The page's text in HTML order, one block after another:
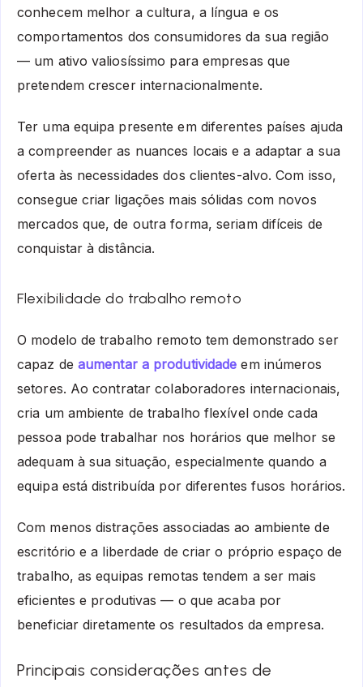
conhecem melhor a cultura, a língua e os
comportamentos dos consumidores da sua região
— um ativo valiosíssimo para empresas que
pretendem crescer internacionalmente.
Ter uma equipa presente em diferentes países ajuda
a compreender as nuances locais e a adaptar a sua
oferta às necessidades dos clientes-alvo. Com isso,
consegue criar ligações mais sólidas com novos
mercados que, de outra forma, seriam difíceis de
conquistar à distância.
Flexibilidade do trabalho remoto
O modelo de trabalho remoto tem demonstrado ser
capaz de aumentar a produtividade em inúmeros
setores. Ao contratar colaboradores internacionais,
cria um ambiente de trabalho flexível onde cada
pessoa pode trabalhar nos horários que melhor se
adequam à sua situação, especialmente quando a
equipa está distribuída por diferentes fusos horários.
Com menos distrações associadas ao ambiente de
escritório e a liberdade de criar o próprio espaço de
trabalho, as equipas remotas tendem a ser mais
eficientes e produtivas — o que acaba por
beneficiar diretamente os resultados da empresa.
Principais considerações antes de